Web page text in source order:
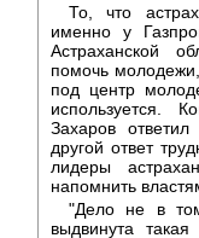
То, что
именно у
Астраханской
помочь
под центр
используется.
Захаров
другой ответ
лидеры
напомнить
"Дело не в
выдвинута